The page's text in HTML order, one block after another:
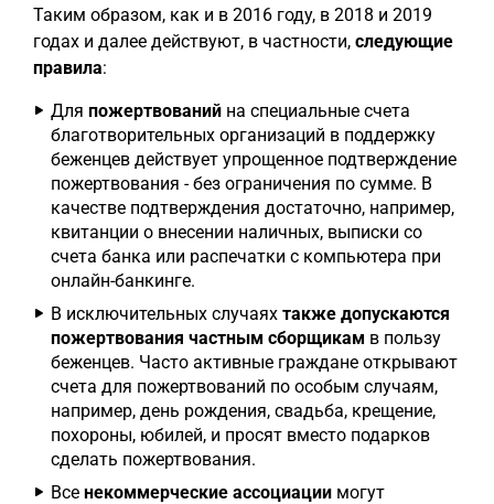
Таким образом, как и в 2016 году, в 2018 и 2019
годах и далее действуют, в частности, следующие
правила:
Для пожертвований на специальные счета
благотворительных организаций в поддержку
беженцев действует упрощенное подтверждение
пожертвования - без ограничения по сумме. В
качестве подтверждения достаточно, например,
квитанции о внесении наличных, выписки со
счета банка или распечатки с компьютера при
онлайн-банкинге.
В исключительных случаях также допускаются
пожертвования частным сборщикам в пользу
беженцев. Часто активные граждане открывают
счета для пожертвований по особым случаям,
например, день рождения, свадьба, крещение,
похороны, юбилей, и просят вместо подарков
сделать пожертвования.
Все некоммерческие ассоциации могут